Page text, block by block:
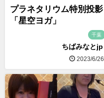
プラネタリウム特別投影
「星空ヨガ」
千葉
ちばみなとjp
2023/6/26